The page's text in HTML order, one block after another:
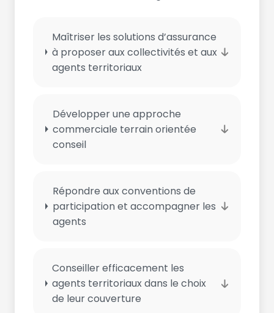
Maîtriser les solutions d’assurance
à proposer aux collectivités et aux
agents territoriaux
Développer une approche
commerciale terrain orientée
conseil
Répondre aux conventions de
participation et accompagner les
agents
Conseiller efficacement les
agents territoriaux dans le choix
de leur couverture